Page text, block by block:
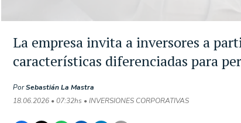
La empresa invita a inversores a
características diferenciadas para
PorSebastián La Mastra
18.06.2026 • 07:32hs • INVERSIONES CORPORATIVAS